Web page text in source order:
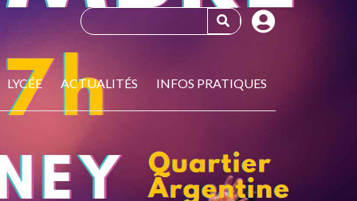
LYCÉE ACTUALITÉS INFOS PRATIQUES